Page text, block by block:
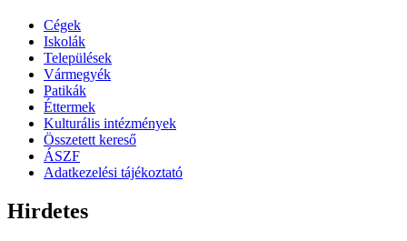
Cégek
Iskolák
Települések
Vármegyék
Patikák
Éttermek
Kulturális intézmények
Összetett kereső
ÁSZF
Adatkezelési tájékoztató
Hirdetes